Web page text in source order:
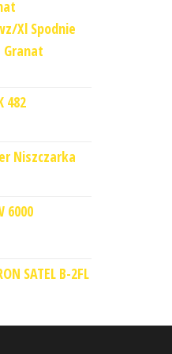
Xl Spodnie
Granat
482
Niszczarka
6000
SATEL B-2FL